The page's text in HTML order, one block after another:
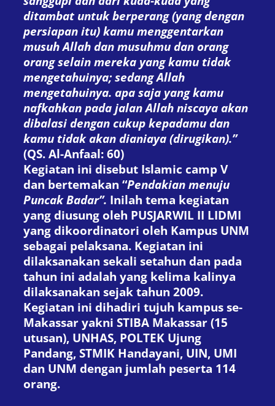
ditambat untuk berperang (yang dengan
persiapan itu) kamu menggentarkan
musuh Allah dan musuhmu dan orang
orang selain mereka yang kamu tidak
mengetahuinya; sedang Allah
mengetahuinya. apa saja yang kamu
nafkahkan pada jalan Allah niscaya akan
dibalasi dengan cukup kepadamu dan
kamu tidak akan dianiaya (dirugikan).”
(QS. Al-Anfaal: 60)
Kegiatan ini disebut Islamic camp V
dan bertemakan “Pendakian menuju
Puncak Badar”. Inilah tema kegiatan
yang diusung oleh PUSJARWIL II LIDMI
yang dikoordinatori oleh Kampus UNM
sebagai pelaksana. Kegiatan ini
dilaksanakan sekali setahun dan pada
tahun ini adalah yang kelima kalinya
dilaksanakan sejak tahun 2009.
Kegiatan ini dihadiri tujuh kampus se-
Makassar yakni STIBA Makassar (15
utusan), UNHAS, POLTEK Ujung
Pandang, STMIK Handayani, UIN, UMI
dan UNM dengan jumlah peserta 114
orang.